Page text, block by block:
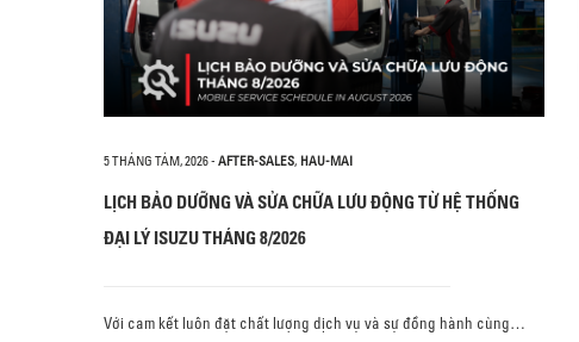
5 THÁNG TÁM, 2026- AFTER-SALES, HAU-MAI
LỊCH BẢO DƯỠNG VÀ SỬA CHỮA LƯU ĐỘNG TỪ HỆ THỐNG
ĐẠI LÝ ISUZU THÁNG 8/2026
Với cam kết luôn đặt chất lượng dịch vụ và sự đồng hành cùng…